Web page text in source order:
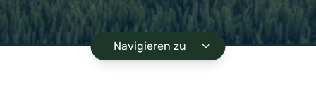
Navigieren zu